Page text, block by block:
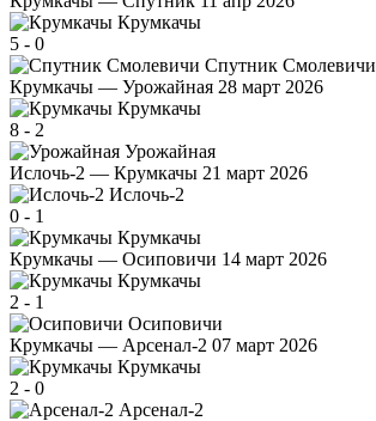
Крумкачы
5 - 0
Спутник Смолевичи
Крумкачы — Урожайная 28 март 2026
Крумкачы
8 - 2
Урожайная
Ислочь-2 — Крумкачы 21 март 2026
Ислочь-2
0 - 1
Крумкачы
Крумкачы — Осиповичи 14 март 2026
Крумкачы
2 - 1
Осиповичи
Крумкачы — Арсенал-2 07 март 2026
Крумкачы
2 - 0
Арсенал-2